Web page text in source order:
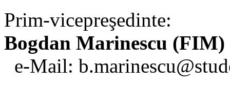
Prim-vicepreşedinte:
Bogdan Marinescu (FIM)
e-Mail: